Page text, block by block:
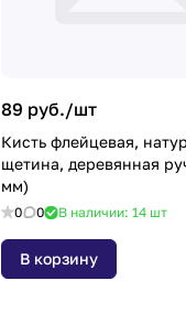
89 руб./шт
Кисть флейцевая,
щетина, деревянная
мм)
0 0 В наличии: 14 шт
В корзину